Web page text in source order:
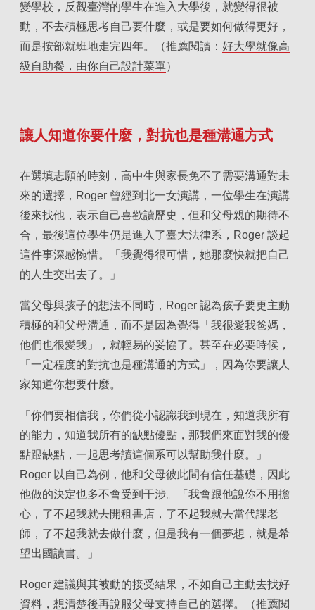
變學校，反觀臺灣的學生在進入大學後，就變得很被
動，不去積極思考自己要什麼，或是要如何做得更好，
而是按部就班地走完四年。（推薦閱讀： 好大學就像高
級自助餐，由你自己設計菜單）
讓人知道你要什麼，對抗也是種溝通方式
在選填志願的時刻，高中生與家長免不了需要溝通對未
來的選擇，Roger 曾經到北一女演講，一位學生在演講
後來找他，表示自己喜歡讀歷史，但和父母親的期待不
合，最後這位學生仍是進入了臺大法律系，Roger 談起
這件事深感惋惜。「我覺得很可惜，她那麼快就把自己
的人生交出去了。」
當父母與孩子的想法不同時，Roger 認為孩子要更主動
積極的和父母溝通，而不是因為覺得「我很愛我爸媽，
他們也很愛我」，就輕易的妥協了。甚至在必要時候，
「一定程度的對抗也是種溝通的方式」，因為你要讓人
家知道你想要什麼。
「你們要相信我，你們從小認識我到現在，知道我所有
的能力，知道我所有的缺點優點，那我們來面對我的優
點跟缺點，一起思考讀這個系可以幫助我什麼。」
Roger 以自己為例，他和父母彼此間有信任基礎，因此
他做的決定也多不會受到干涉。「我會跟他說你不用擔
心，了不起我就去開租書店，了不起我就去當代課老
師，了不起我就去做什麼，但是我有一個夢想，就是希
望出國讀書。」
Roger 建議與其被動的接受結果，不如自己主動去找好
資料，想清楚後再說服父母支持自己的選擇。（推薦閱